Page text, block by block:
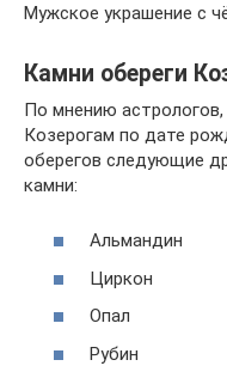
Мужское украшение с
Камни обереги
По мнению
Козерогам по дате
оберегов следующие
камни:
Альмандин
Циркон
Опал
Рубин